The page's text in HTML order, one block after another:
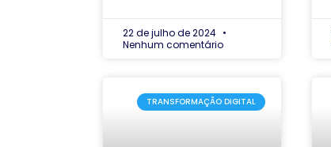
22 de julho de 2024
Nenhum comentário
TRANSFORMAÇÃO DIGITAL